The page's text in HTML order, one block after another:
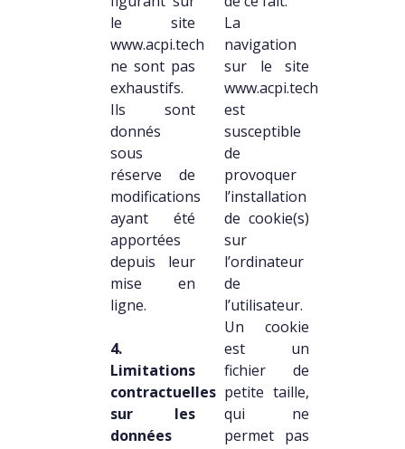
le site
www.acpi.tech
ne sont pas
exhaustifs.
Ils sont
donnés
sous
réserve de
modifications
ayant été
apportées
depuis leur
mise en
ligne.
4.
Limitations
contractuelles
sur les
données
La
navigation
sur le site
www.acpi.tech
est
susceptible
de
provoquer
l’installation
de cookie(s)
sur
l’ordinateur
de
l’utilisateur.
Un cookie
est un
fichier de
petite taille,
qui ne
permet pas